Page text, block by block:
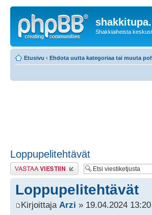
Shakkiaiheista
Etusivu ‹ Ehdota uutta kategoriaa tai muuta
Loppupelitehtävät
Lähetä vastaus
Loppupelitehtävät
Kirjoittaja Arzi » 19.04.2024 13:20